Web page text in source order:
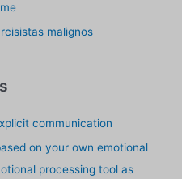
malignos
communication
on your own emotional
processing tool as